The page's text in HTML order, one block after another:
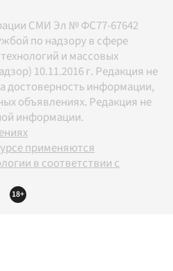
СМИ Эл № ФС77-67642
по надзору в сфере
и массовых
10.11.2016 г. Редакция не
достоверность информации,
объявлениях. Редакция не
информации.
применяются
в соответствии с
18+